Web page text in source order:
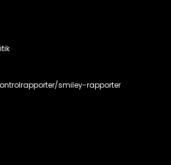
smiley-rapporter